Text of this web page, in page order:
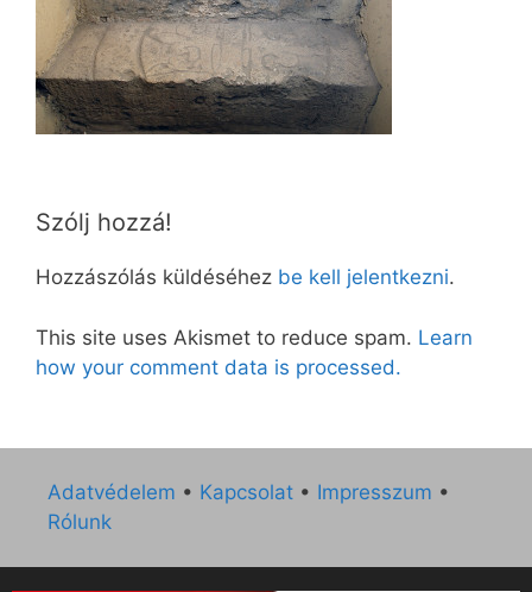
Szólj hozzá!
Hozzászólás küldéséhez be kell jelentkezni.
This site uses Akismet to reduce spam. Learn
how your comment data is processed.
Adatvédelem • Kapcsolat • Impresszum •
Rólunk